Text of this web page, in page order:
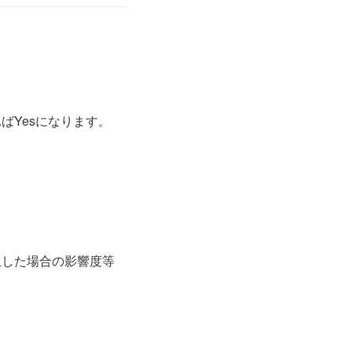
Yesになります。
た場合の影響度等